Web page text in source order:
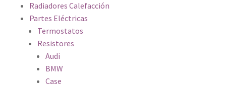
Radiadores Calefacción
Partes Eléctricas
Termostatos
Resistores
Audi
BMW
Case